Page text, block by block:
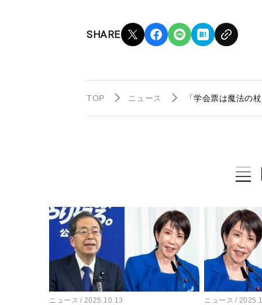
SHARE
TOP ニュース 「学会票は魔法の
ニュース 2025.10.13 ニュース